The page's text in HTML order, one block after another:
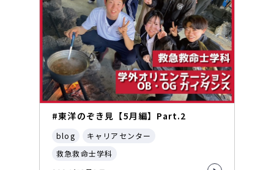
#東洋のぞき見【5月編】Part.2
blog
キャリアセンター
救急救命士学科